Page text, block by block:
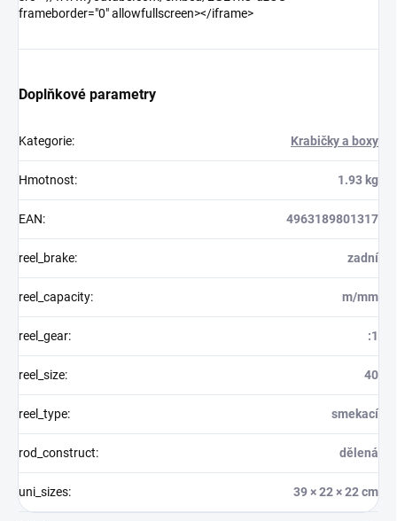
frameborder="0" allowfullscreen></iframe>
Doplňkové parametry
Kategorie: Krabičky a boxy
Hmotnost: 1.93 kg
EAN: 4963189801317
reel_brake: zadní
reel_capacity: m/mm
reel_gear: :1
reel_size: 40
reel_type: smekací
rod_construct: dělená
uni_sizes: 39 × 22 × 22 cm